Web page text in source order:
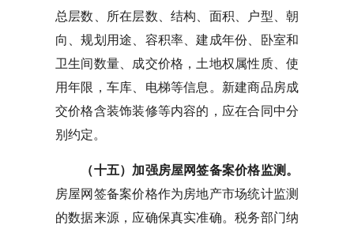
总层数、所在层数、结构、面积、户型、朝
向、规划用途、容积率、建成年份、卧室和
卫生间数量、成交价格，土地权属性质、使
用年限，车库、电梯等信息。新建商品房成
交价格含装饰装修等内容的，应在合同中分
别约定。
（十五）加强房屋网签备案价格监测。
房屋网签备案价格作为房地产市场统计监测
的数据来源，应确保真实准确。税务部门纳